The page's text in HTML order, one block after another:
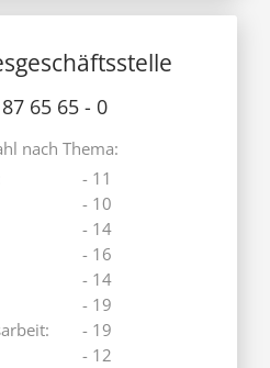
65 65 - 0
nach Thema:
- 11
- 10
- 14
- 16
- 14
- 19
- 19
- 12